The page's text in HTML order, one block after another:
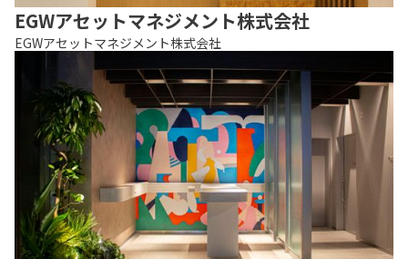
EGWアセットマネジメント株式会社
EGWアセットマネジメント株式会社